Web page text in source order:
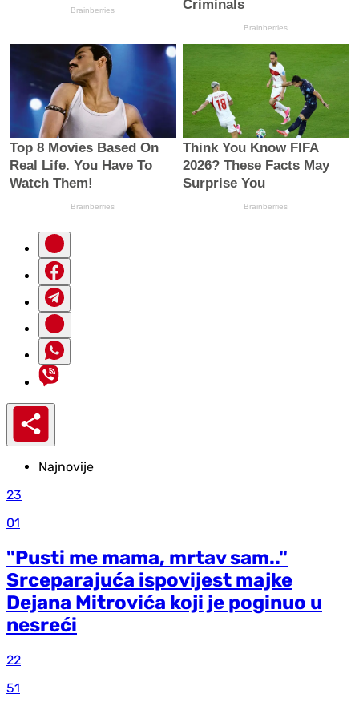
Najnovije
23
01
"Pusti me mama, mrtav sam.."
Srceparajuća ispovijest majke
Dejana Mitrovića koji je poginuo u
nesreći
22
51